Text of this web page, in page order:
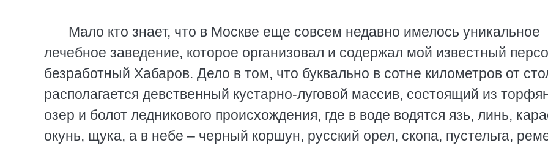
Мало кто знает, что в Москве еще совсем недавно имелось уникальное
лечебное заведение, которое организовал и содержал мой известный
безработный Хабаров. Дело в том, что буквально в сотне километров от
располагается девственный кустарно-луговой массив, состоящий из
озер и болот ледникового происхождения, где в воде водятся язь, линь,
окунь, щука, а в небе – черный коршун, русский орел, скопа, пустельга,